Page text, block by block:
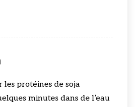
les protéines de soja
minutes dans de l’eau